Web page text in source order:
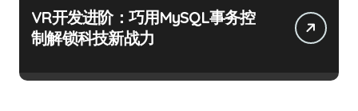
VR开发进阶：巧用MySQL事务控
制解锁科技新战力